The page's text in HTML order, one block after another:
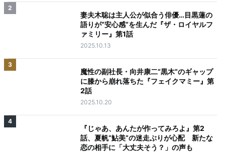
2
妻夫木聡は主人公が似合う俳優…目黒蓮の
語りが“安心感”を生んだ『ザ・ロイヤルフ
ァミリー』第1話
2025.10.13
3
魔性の副社長・向井康二“黒木”のギャップ
に膝から崩れ落ちた『フェイクマミー』第
2話
2025.10.20
4
『じゃあ、あんたが作ってみろよ』第2
話、夏帆“鮎美”の迷走ぶりが心配 新たな
恋の相手に「大丈夫そう？」の声も